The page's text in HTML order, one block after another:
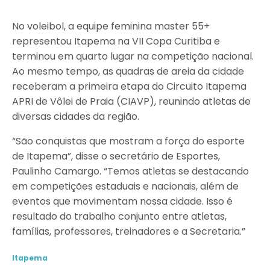
No voleibol, a equipe feminina master 55+
representou Itapema na VII Copa Curitiba e
terminou em quarto lugar na competição nacional.
Ao mesmo tempo, as quadras de areia da cidade
receberam a primeira etapa do Circuito Itapema
APRI de Vôlei de Praia (CIAVP), reunindo atletas de
diversas cidades da região.
“São conquistas que mostram a força do esporte
de Itapema”, disse o secretário de Esportes,
Paulinho Camargo. “Temos atletas se destacando
em competições estaduais e nacionais, além de
eventos que movimentam nossa cidade. Isso é
resultado do trabalho conjunto entre atletas,
famílias, professores, treinadores e a Secretaria.”
Itapema